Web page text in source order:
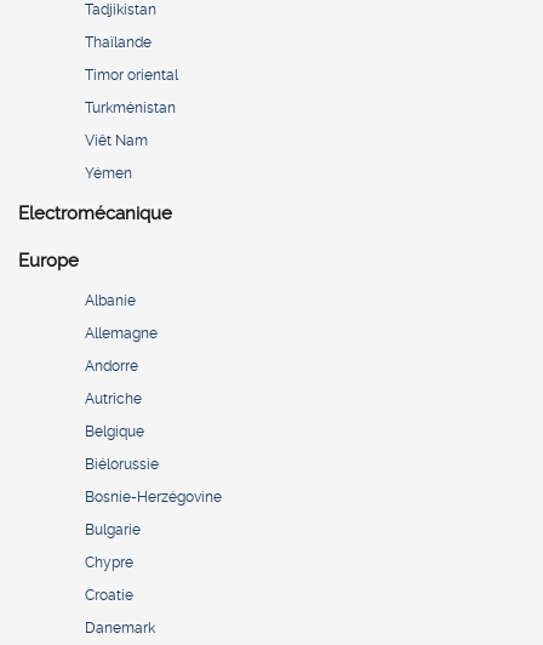
Tadjikistan
Thaïlande
Timor oriental
Turkménistan
Viêt Nam
Yémen
Electromécanique
Europe
Albanie
Allemagne
Andorre
Autriche
Belgique
Biélorussie
Bosnie-Herzégovine
Bulgarie
Chypre
Croatie
Danemark